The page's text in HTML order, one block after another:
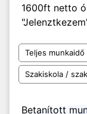
1600ft netto
Teljes munkaidő
Szakiskola /
Betanított